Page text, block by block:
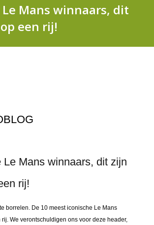
Mans winnaars, dit
een rij!
Le Mans winnaars, dit zijn
rij!
borrelen. De 10 meest iconische Le Mans
We verontschuldigen ons voor deze header,